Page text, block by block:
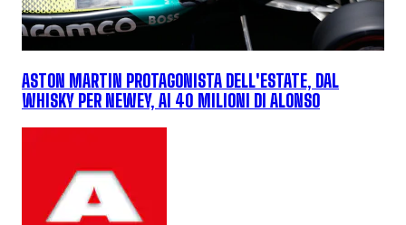
ASTON MARTIN PROTAGONISTA DELL'ESTATE, DAL
WHISKY PER NEWEY, AI 40 MILIONI DI ALONSO